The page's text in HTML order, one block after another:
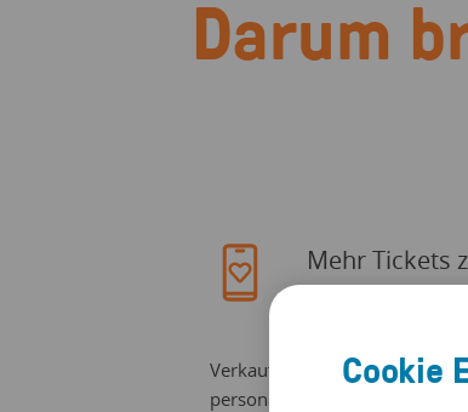
Darum
Mehr Tickets
Verkaufe mehr Tickets durch
personalisierbares Checkout-
Cookie